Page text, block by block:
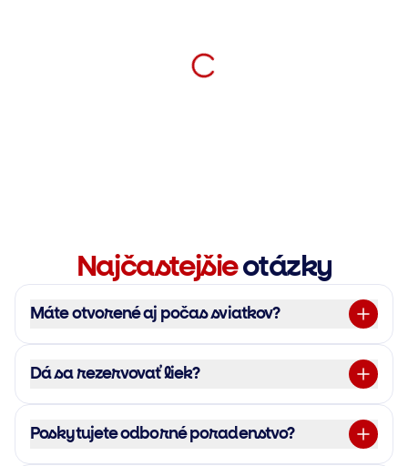
Najčastejšieotázky
Máte otvorené aj počas sviatkov?
Dá sa rezervovať liek?
Poskytujete odborné poradenstvo?